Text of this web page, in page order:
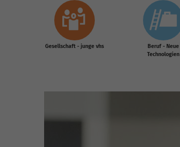
Gesellschaft - junge vhs
Beruf - Neue
Technologien